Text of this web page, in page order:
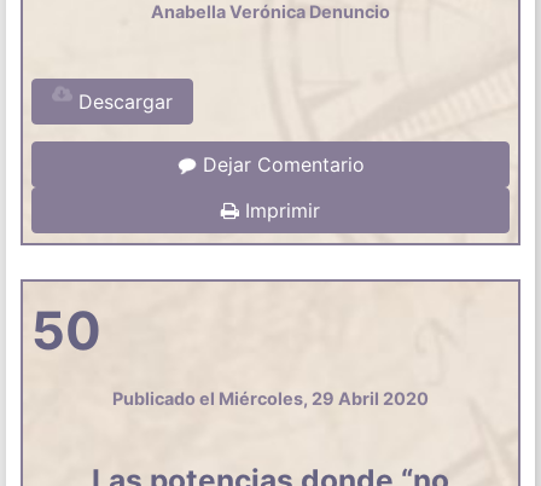
Anabella Verónica Denuncio
Descargar
Dejar Comentario
Imprimir
50
Publicado el Miércoles, 29 Abril 2020